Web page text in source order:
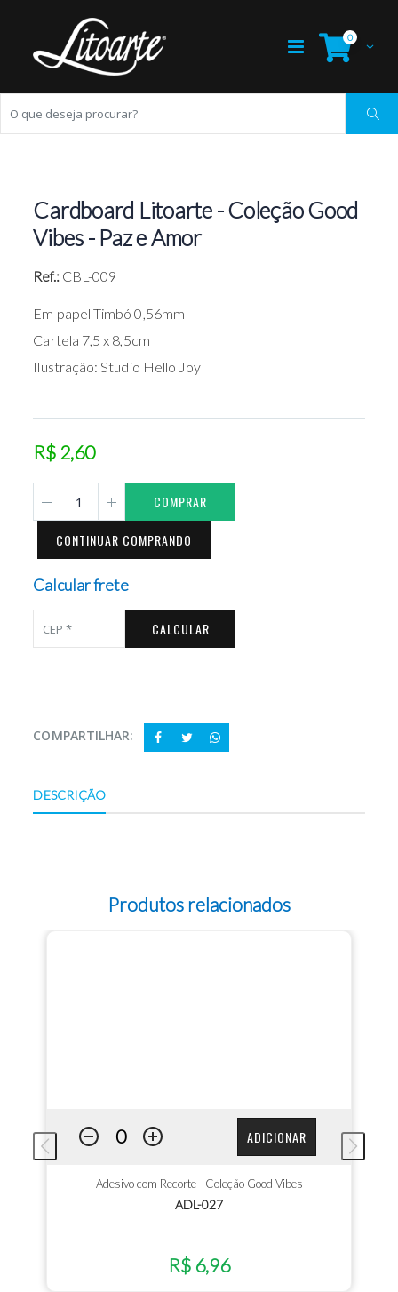
0
Cardboard Litoarte - Coleção Good
Vibes - Paz e Amor
Ref.: CBL-009
Em papel Timbó 0,56mm
Cartela 7,5 x 8,5cm
Ilustração: Studio Hello Joy
R$ 2,60
COMPRAR
CONTINUAR COMPRANDO
Calcular frete
CALCULAR
COMPARTILHAR:
DESCRIÇÃO
Produtos relacionados
ADICIONAR
Adesivo com Recorte - Coleção Good Vibes
ADL-027
R$ 6,96